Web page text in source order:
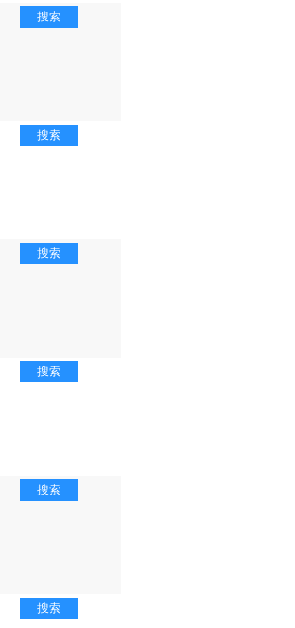
搜索
搜索
搜索
搜索
搜索
搜索